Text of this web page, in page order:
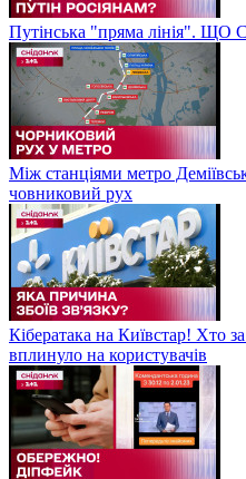
Путінська "пряма лінія".
Між станціями метро
човниковий рух
Кібератака на Київстар! Хто
вплинуло на користувачів